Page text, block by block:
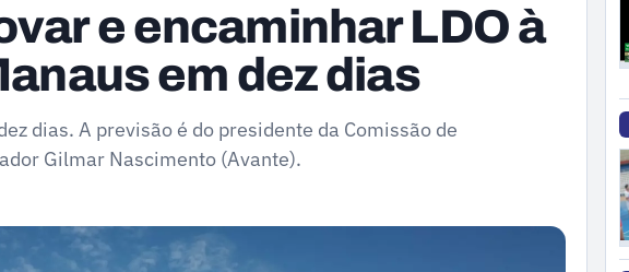
e encaminhar LDO à
em dez dias
dias. A previsão é do presidente da Comissão de
Gilmar Nascimento (Avante).